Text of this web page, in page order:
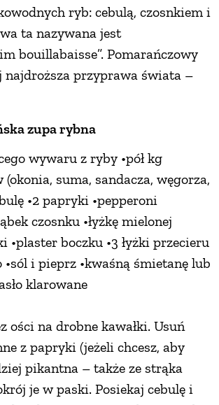
ryb: cebulą, czosnkiem i
ta nazywana jest
bouillabaisse”. Pomarańczowy
najdroższa przyprawa świata –
zupa rybna
wywaru z ryby •pół kg
suma, sandacza, węgorza,
•2 papryki •pepperoni
czosnku •łyżkę mielonej
•plaster boczku •3 łyżki przecieru
i pieprz •kwaśną śmietanę lub
klarowane
ości na drobne kawałki. Usuń
z papryki (jeżeli chcesz, aby
pikantna – także ze strąka
je w paski. Posiekaj cebulę i